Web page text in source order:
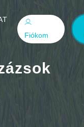
Fiókom